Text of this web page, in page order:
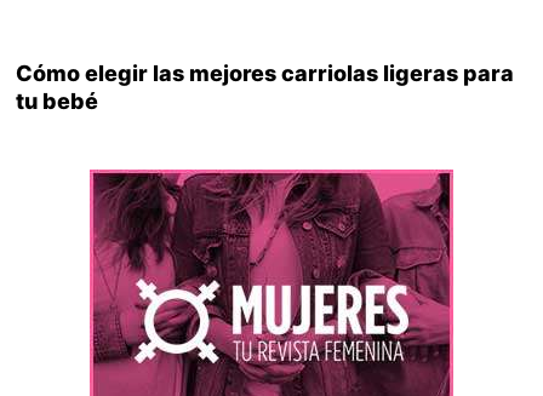
Cómo elegir las mejores carriolas ligeras para
tu bebé